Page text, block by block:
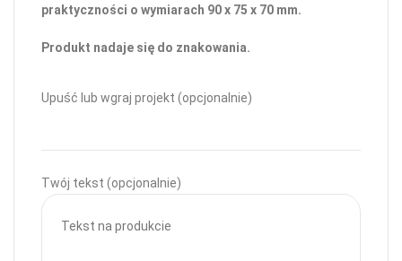
praktyczności o wymiarach 90 x 75 x 70 mm.
Produkt nadaje się do znakowania.
Upuść lub wgraj projekt (opcjonalnie)
Twój tekst (opcjonalnie)